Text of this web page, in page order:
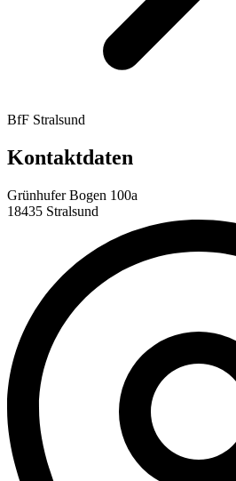
BfF Stralsund
Kontaktdaten
Grünhufer Bogen 100a
18435 Stralsund